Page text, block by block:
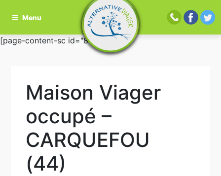
Aller
Menu
[page-content-sc id="81"]
Maison Viager
occupé –
CARQUEFOU
(44)